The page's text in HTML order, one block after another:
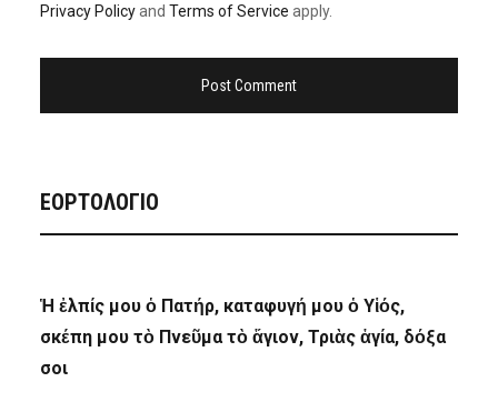
Privacy Policyand Terms of Service apply.
ΕΟΡΤΟΛΟΓΙΟ
Ἡ ἐλπίς μου ὁ Πατήρ, καταφυγή μου ὁ Υἱός,
σκέπη μου τὸ Πνεῦμα τὸ ἅγιον, Τριὰς ἁγία, δόξα
σοι